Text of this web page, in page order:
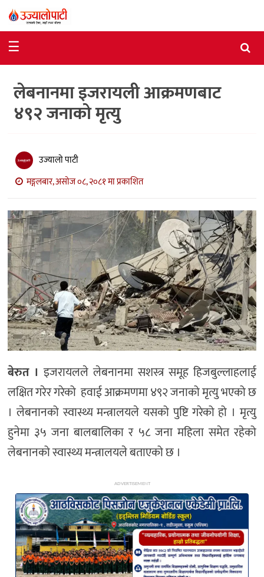
राजनीति
विशेष
आर्थिक
अन्तर्वार्ता
मनोरञ्जन
विज्ञान
प्रविधि
खेलकुद
अन्य
☰
लेबनानमा इजरायली आक्रमणबाट
४९२ जनाको मृत्यु
उज्यालो पाटी
मङ्गलबार, असोज ०८, २०८१ मा प्रकाशित
बेरुत । इजरायलले लेबनानमा सशस्त्र समूह हिजबुल्लाहलाई
लक्षित गरेर गरेको हवाई आक्रमणमा ४९२ जनाको मृत्यु भएको छ
। लेबनानको स्वास्थ्य मन्त्रालयले यसको पुष्टि गरेको हो । मृत्यु
हुनेमा ३५ जना बालबालिका र ५८ जना महिला समेत रहेको
लेबनानको स्वास्थ्य मन्त्रालयले बताएको छ ।
ADVERTISEMENT